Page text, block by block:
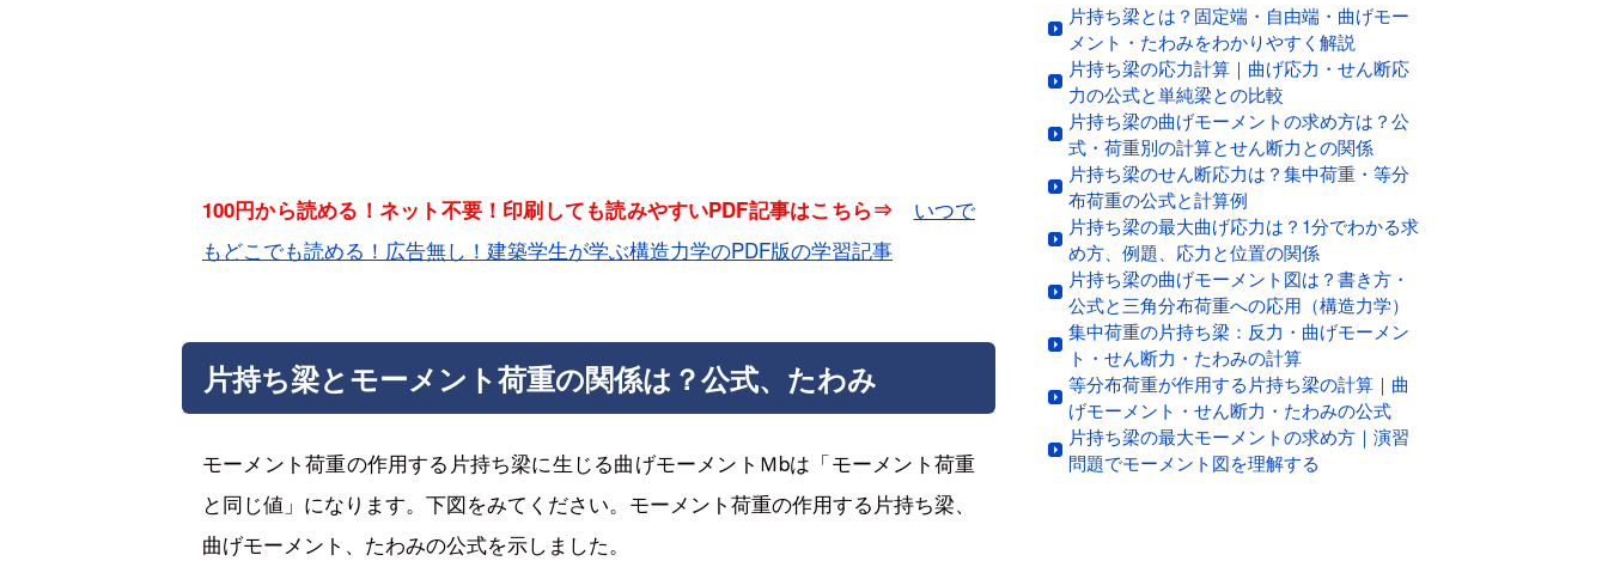
100円から読める！ネット不要！印刷しても読みやすいPDF記事はこちら⇒ いつで
もどこでも読める！広告無し！建築学生が学ぶ構造力学のPDF版の学習記事
片持ち梁とモーメント荷重の関係は？公式、たわみ
モーメント荷重の作用する片持ち梁に生じる曲げモーメントＭbは「モーメント荷重
と同じ値」になります。下図をみてください。モーメント荷重の作用する片持ち梁、
曲げモーメント、たわみの公式を示しました。
片持ち梁とは？固定端・自由端・曲げモー
メント・たわみをわかりやすく解説
片持ち梁の応力計算｜曲げ応力・せん断応
力の公式と単純梁との比較
片持ち梁の曲げモーメントの求め方は？公
式・荷重別の計算とせん断力との関係
片持ち梁のせん断応力は？集中荷重・等分
布荷重の公式と計算例
片持ち梁の最大曲げ応力は？1分でわかる求
め方、例題、応力と位置の関係
片持ち梁の曲げモーメント図は？書き方・
公式と三角分布荷重への応用（構造力学）
集中荷重の片持ち梁：反力・曲げモーメン
ト・せん断力・たわみの計算
等分布荷重が作用する片持ち梁の計算｜曲
げモーメント・せん断力・たわみの公式
片持ち梁の最大モーメントの求め方｜演習
問題でモーメント図を理解する